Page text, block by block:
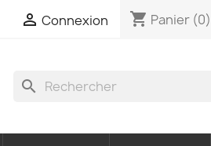
 Connexion shopping_cart Panier (0)
search